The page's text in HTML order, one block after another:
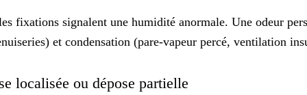
fixations signalent une humidité anormale. Une odeur
et condensation (pare-vapeur percé, ventilation
localisée ou dépose partielle